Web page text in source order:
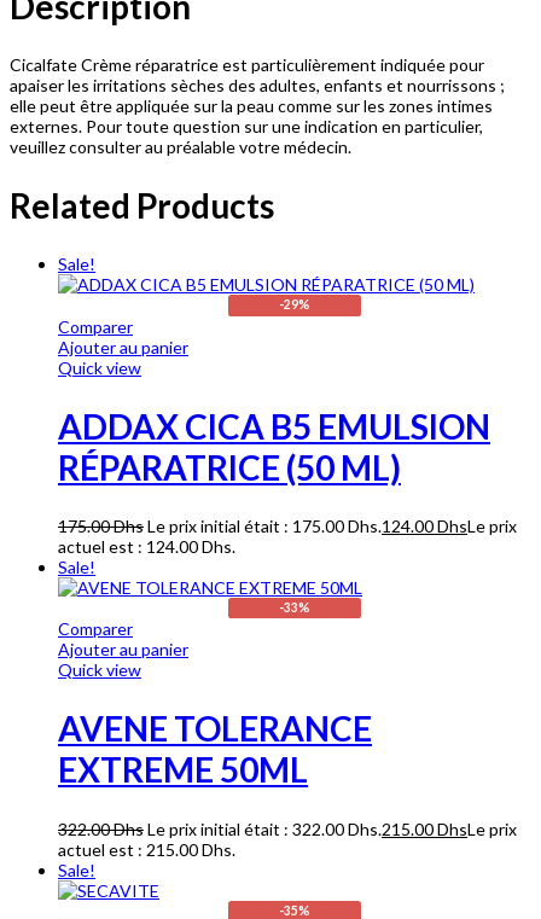
Cicalfate Crème réparatrice est particulièrement indiquée pour
apaiser les irritations sèches des adultes, enfants et nourrissons ;
elle peut être appliquée sur la peau comme sur les zones intimes
externes. Pour toute question sur une indication en particulier,
veuillez consulter au préalable votre médecin.
Related Products
Sale!
-29%
Comparer
Ajouter au panier
Quick view
ADDAX CICA B5 EMULSION
RÉPARATRICE (50 ML)
175.00DhsLe prix initial était : 175.00 Dhs.124.00DhsLe prix
actuel est : 124.00 Dhs.
Sale!
-33%
Comparer
Ajouter au panier
Quick view
AVENE TOLERANCE
EXTREME 50ML
322.00DhsLe prix initial était : 322.00 Dhs.215.00DhsLe prix
actuel est : 215.00 Dhs.
Sale!
-35%